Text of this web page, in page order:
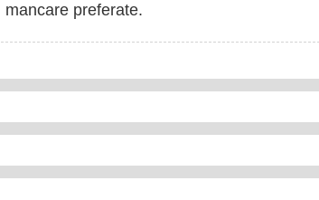
mancare preferate.